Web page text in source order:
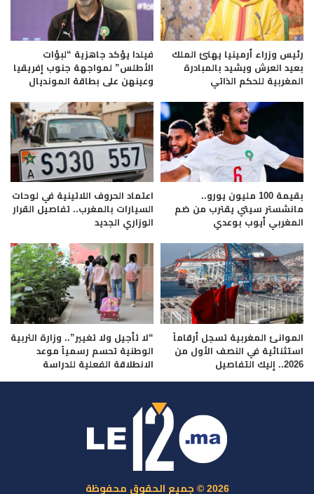
رئيس وزراء أرمينيا يهنئ الملك
بعيد العرش ويشيد بالمبادرة
المغربية للحكم الذاتي
فيلدا يؤكد جاهزية “لبؤات
الأطلس” لمواجهة جنوب إفريقيا
وعينهن على بطاقة المونديال
بقيمة 100 مليون يورو..
مانشستر سيتي يقترب من ضم
المغربي أيوب بوعدي
اعتماد الحروف اللاتينية في لوحات
السيارات بالمغرب.. تفاصيل القرار
الوزاري الجديد
الموانئ المغربية تسجل أرقاماً
استثنائية في النصف الأول من
2026.. إليك التفاصيل
“لا تأجيل ولا تغيير”.. وزارة التربية
الوطنية تحسم رسمياً موعد
الانطلاقة الفعلية للدراسة
2026 © جميع الحقوق محفوظة